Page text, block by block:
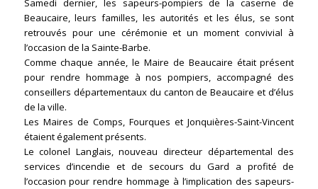
Samedi dernier, les sapeurs-pompiers de la caserne de
Beaucaire, leurs familles, les autorités et les élus, se sont
retrouvés pour une cérémonie et un moment convivial à
l’occasion de la Sainte-Barbe.
Comme chaque année, le Maire de Beaucaire était présent
pour rendre hommage à nos pompiers, accompagné des
conseillers départementaux du canton de Beaucaire et d’élus
de la ville.
Les Maires de Comps, Fourques et Jonquières-Saint-Vincent
étaient également présents.
Le colonel Langlais, nouveau directeur départemental des
services d’incendie et de secours du Gard a profité de
l’occasion pour rendre hommage à l’implication des sapeurs-